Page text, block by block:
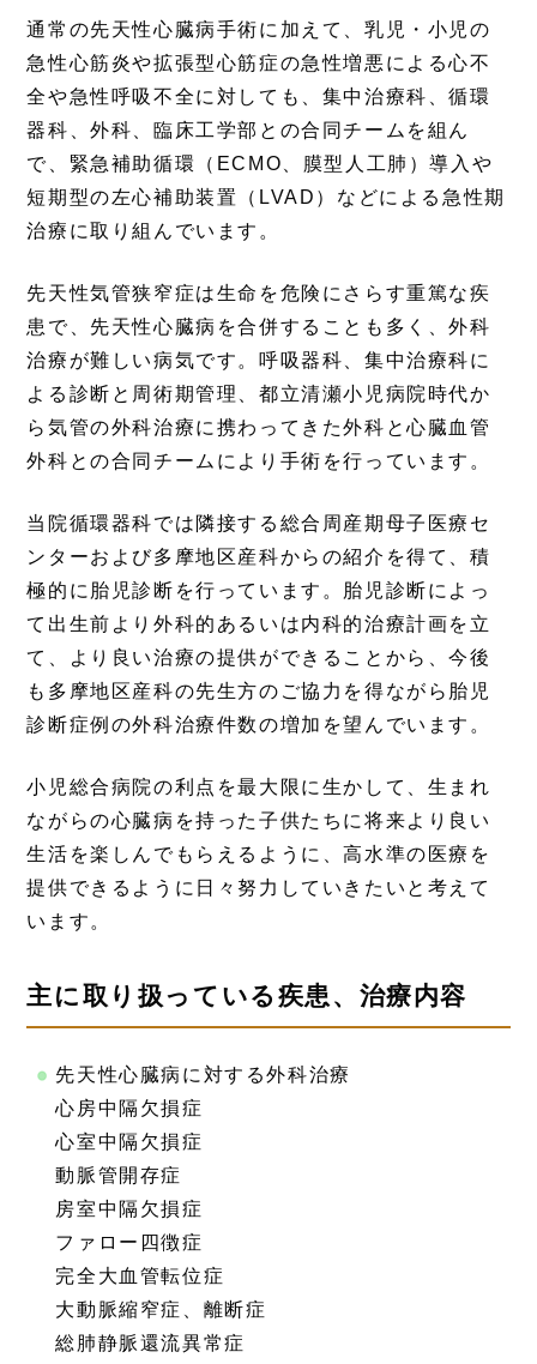
通常の先天性心臓病手術に加えて、乳児・小児の
急性心筋炎や拡張型心筋症の急性増悪による心不
全や急性呼吸不全に対しても、集中治療科、循環
器科、外科、臨床工学部との合同チームを組ん
で、緊急補助循環（ECMO、膜型人工肺）導入や
短期型の左心補助装置（LVAD）などによる急性期
治療に取り組んでいます。
先天性気管狭窄症は生命を危険にさらす重篤な疾
患で、先天性心臓病を合併することも多く、外科
治療が難しい病気です。呼吸器科、集中治療科に
よる診断と周術期管理、都立清瀬小児病院時代か
ら気管の外科治療に携わってきた外科と心臓血管
外科との合同チームにより手術を行っています。
当院循環器科では隣接する総合周産期母子医療セ
ンターおよび多摩地区産科からの紹介を得て、積
極的に胎児診断を行っています。胎児診断によっ
て出生前より外科的あるいは内科的治療計画を立
て、より良い治療の提供ができることから、今後
も多摩地区産科の先生方のご協力を得ながら胎児
診断症例の外科治療件数の増加を望んでいます。
小児総合病院の利点を最大限に生かして、生まれ
ながらの心臓病を持った子供たちに将来より良い
生活を楽しんでもらえるように、高水準の医療を
提供できるように日々努力していきたいと考えて
います。
主に取り扱っている疾患、治療内容
先天性心臓病に対する外科治療
心房中隔欠損症
心室中隔欠損症
動脈管開存症
房室中隔欠損症
ファロー四徴症
完全大血管転位症
大動脈縮窄症、離断症
総肺静脈還流異常症